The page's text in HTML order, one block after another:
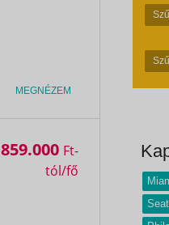
MEGNÉZEM
859.000 Ft